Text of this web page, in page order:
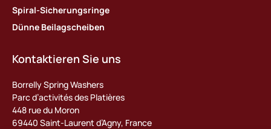
Spiral-Sicherungsringe
Dünne Beilagscheiben
Kontaktieren Sie uns
Borrelly Spring Washers
Parc d’activités des Platières
448 rue du Moron
69440 Saint-Laurent d’Agny, France